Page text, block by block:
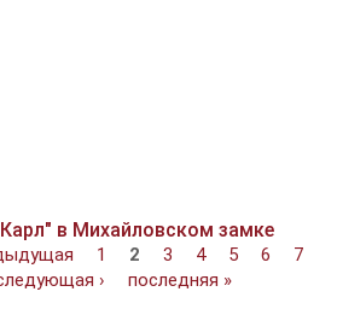
в Михайловском замке
1 2 3 4 5 6
7
› последняя »